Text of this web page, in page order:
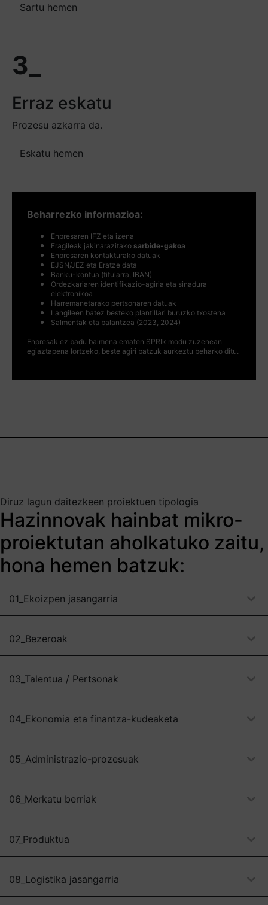
Sartu hemen
3_
Erraz eskatu
Prozesu azkarra da.
Eskatu hemen
Beharrezko informazioa:
Enpresaren IFZ eta izena
Eragileak jakinarazitako sarbide-gakoa
Enpresaren kontakturako datuak
EJSN/JEZ eta Eratze data
Banku-kontua (titularra, IBAN)
Ordezkariaren identifikazio-agiria eta sinadura
elektronikoa
Harremanetarako pertsonaren datuak
Langileen batez besteko plantillari buruzko txostena
Salmentak eta balantzea (2023, 2024)
Enpresak ez badu baimena ematen SPRIk modu zuzenean
egiaztapena lortzeko, beste agiri batzuk aurkeztu beharko ditu.
Diruz lagun daitezkeen proiektuen tipologia
Hazinnovak hainbat mikro-
proiektutan aholkatuko zaitu,
hona hemen batzuk:
01_Ekoizpen jasangarria
02_Bezeroak
03_Talentua / Pertsonak
04_Ekonomia eta finantza-kudeaketa
05_Administrazio-prozesuak
06_Merkatu berriak
07_Produktua
08_Logistika jasangarria